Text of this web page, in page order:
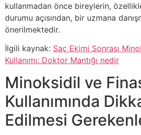
kullanmadan önce bireylerin,
durumu açısından, bir uzmana
önerilmektedir.
İlgili kaynak: Saç Ekimi Sonrası
Kullanımı: Doktor Mantığı nedir
Minoksidil ve
Kullanımında
Edilmesi